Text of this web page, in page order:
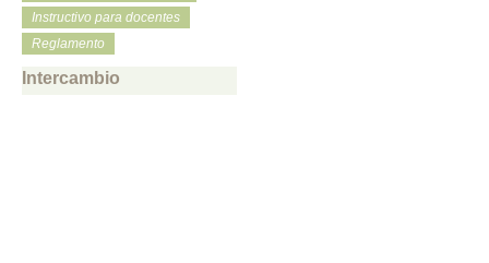
Instructivo para docentes
Reglamento
Intercambio